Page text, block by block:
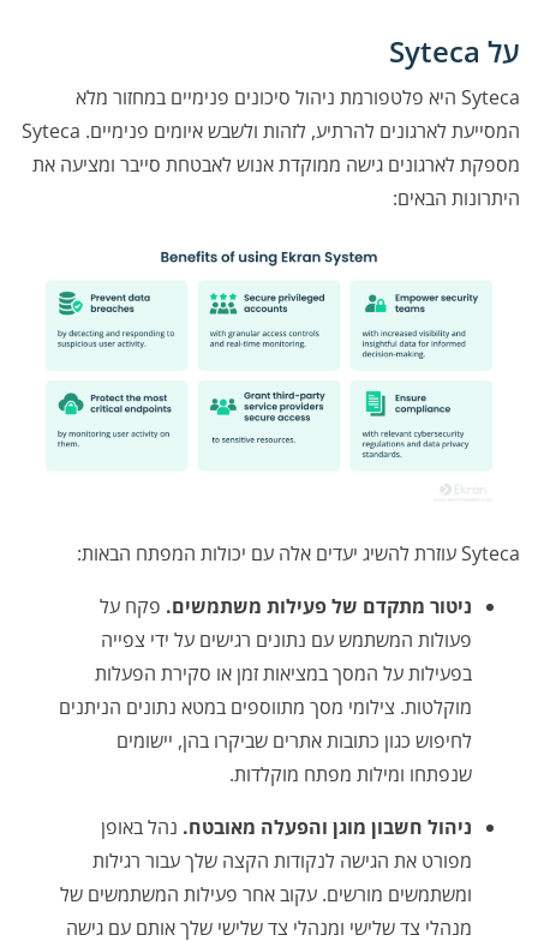
על Syteca
Syteca היא פלטפורמת ניהול סיכונים פנימיים במחזור מלא
המסייעת לארגונים להרתיע, לזהות ולשבש איומים פנימיים. Syteca
מספקת לארגונים גישה ממוקדת אנוש לאבטחת סייבר ומציעה את
היתרונות הבאים:
Syteca עוזרת להשיג יעדים אלה עם יכולות המפתח הבאות:
ניטור מתקדם של פעילות משתמשים. פקח על
פעולות המשתמש עם נתונים רגישים על ידי צפייה
בפעילות על המסך במציאות זמן או סקירת הפעלות
מוקלטות. צילומי מסך מתווספים במטא נתונים הניתנים
לחיפוש כגון כתובות אתרים שביקרו בהן, יישומים
שנפתחו ומילות מפתח מוקלדות.
ניהול חשבון מוגן והפעלה מאובטח. נהל באופן
מפורט את הגישה לנקודות הקצה שלך עבור רגילות
ומשתמשים מורשים. עקוב אחר פעילות המשתמשים של
מנהלי צד שלישי ומנהלי צד שלישי שלך אותם עם גישה